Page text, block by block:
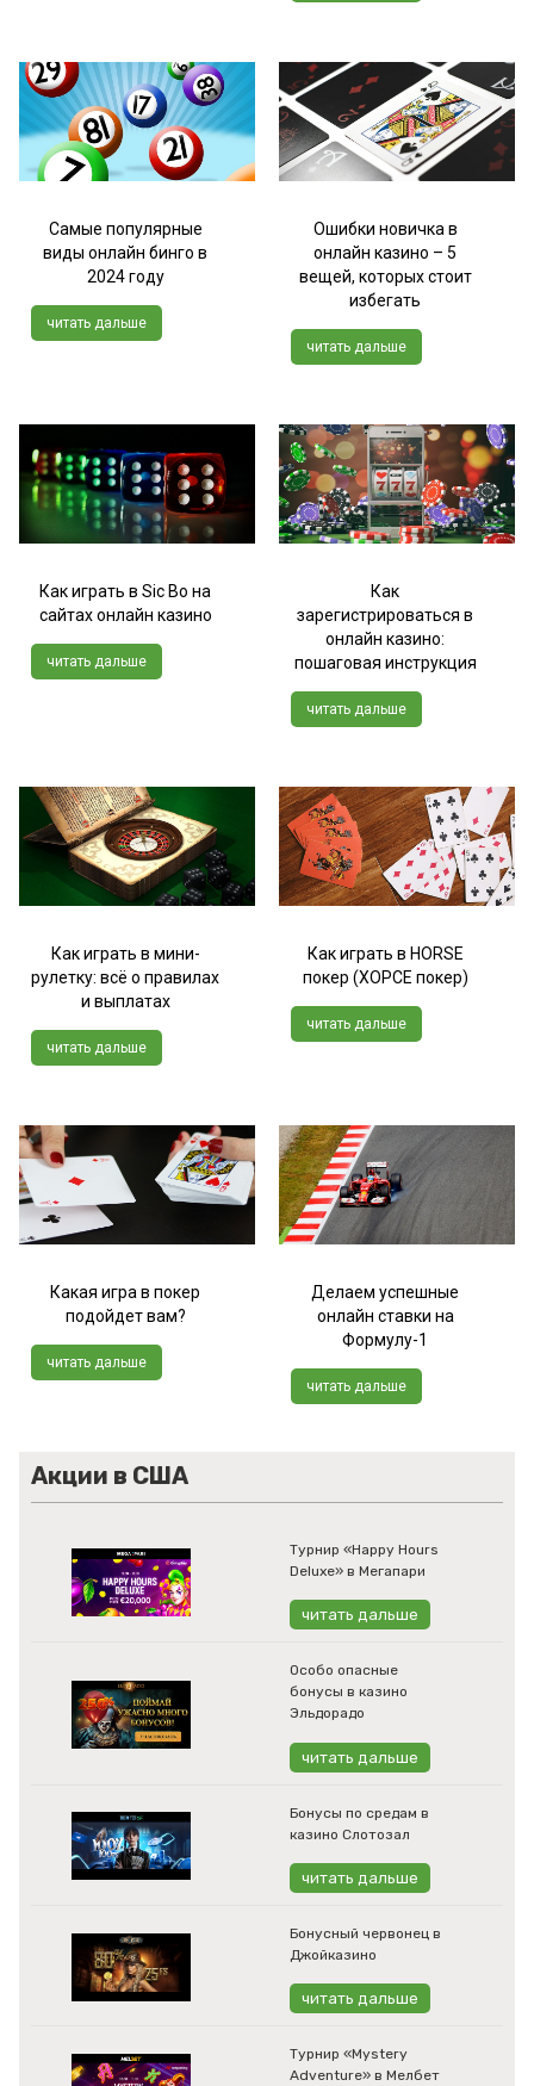
Самые популярные
виды онлайн бинго в
2024 году
читать дальше
Ошибки новичка в
онлайн казино – 5
вещей, которых стоит
избегать
читать дальше
Как играть в Sic Bo на
сайтах онлайн казино
читать дальше
Как
зарегистрироваться в
онлайн казино:
пошаговая инструкция
читать дальше
Как играть в мини-
рулетку: всё о правилах
и выплатах
читать дальше
Как играть в HORSE
покер (ХОРСЕ покер)
читать дальше
Какая игра в покер
подойдет вам?
читать дальше
Делаем успешные
онлайн ставки на
Формулу-1
читать дальше
Акции в США
Турнир «Happy Hours
Deluxe» в Мегапари
читать дальше
Особо опасные
бонусы в казино
Эльдорадо
читать дальше
Бонусы по средам в
казино Слотозал
читать дальше
Бонусный червонец в
Джойказино
читать дальше
Турнир «Mystery
Adventure» в Мелбет